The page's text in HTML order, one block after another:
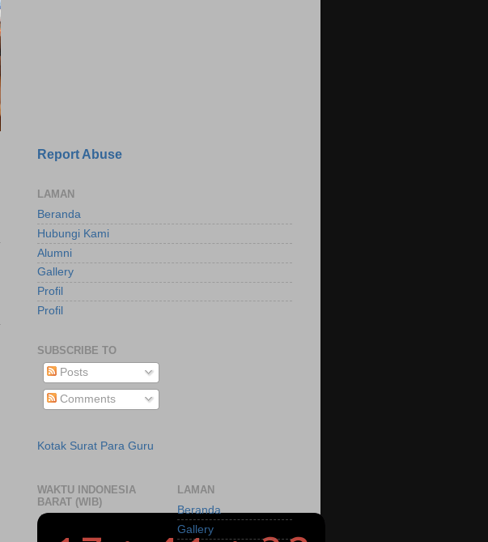
Report Abuse
LAMAN
Beranda
Hubungi Kami
Alumni
Gallery
Profil
Profil
SUBSCRIBE TO
Posts
Comments
Kotak Surat Para Guru
WAKTU INDONESIA
BARAT (WIB)
LAMAN
Beranda
Gallery